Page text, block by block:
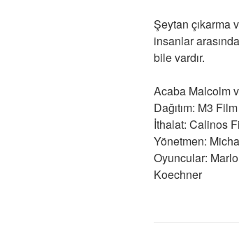
Şeytan çıkarma
insanlar
bile vardır.
Acaba Malcolm
Dağıtım: M3 Film
İthalat: Calinos
Yönetmen:
Oyuncular:
Koechner